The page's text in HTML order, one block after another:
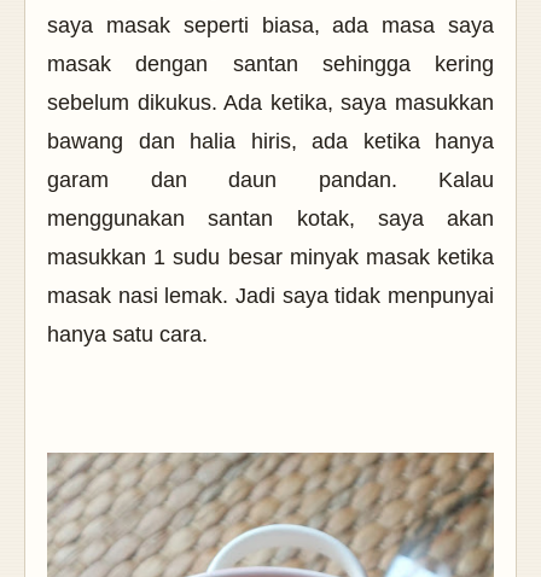
saya masak seperti biasa, ada masa saya
masak dengan santan sehingga kering
sebelum dikukus. Ada ketika, saya masukkan
bawang dan halia hiris, ada ketika hanya
garam dan daun pandan. Kalau
menggunakan santan kotak, saya akan
masukkan 1 sudu besar minyak masak ketika
masak nasi lemak. Jadi saya tidak menpunyai
hanya satu cara.